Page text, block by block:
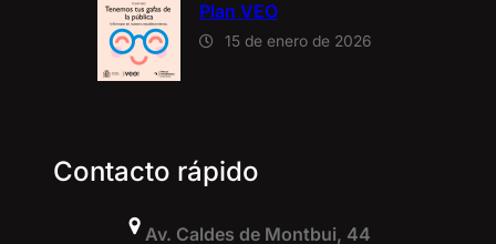
Plan VEO
15 de enero de 2026
Contacto rápido
Av. Caldes de Montbui, 44